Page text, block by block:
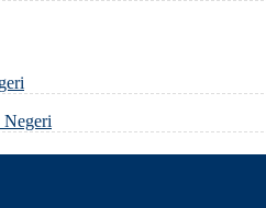
Negeri